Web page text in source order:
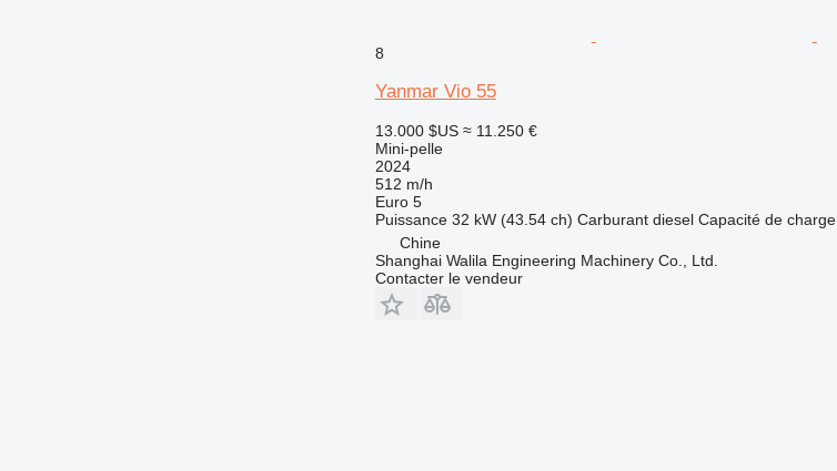
8
Yanmar Vio 55
13.000 $US ≈ 11.250 €
Mini-pelle
2024
512 m/h
Euro 5
Puissance 32 kW (43.54 ch) Carburant diesel Capacité de charge
Chine
Shanghai Walila Engineering Machinery Co., Ltd.
Contacter le vendeur